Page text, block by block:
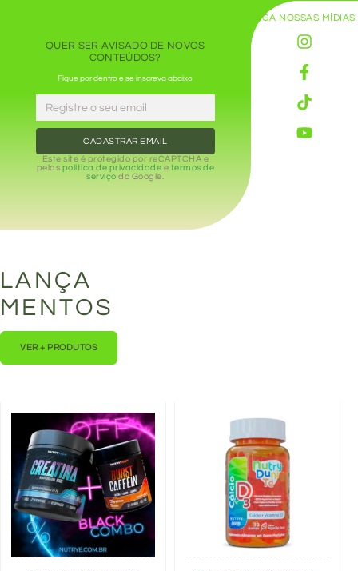
QUER SER AVISADO DE NOVOS
CONTEÚDOS?
Fique por dentro e se inscreva abaixo
CADASTRAR EMAIL
Este site é protegido por reCAPTCHA e
pelas política de privacidade e termos de
serviço do Google.
SIGA NOSSAS MÍDIAS
LANÇA
MENTOS
VER + PRODUTOS